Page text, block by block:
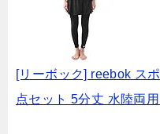
[リーボック] reebok ス
点セット 5分丈 水陸両